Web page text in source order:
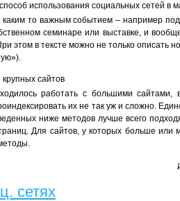
использования социальных сетей в
каким то важным событием – например
семинаре или выставке, и
этом в тексте можно не только описать
сайтов
работать с большими сайтами,
их не так уж и сложно.
ниже методов лучше всего
Для сайтов, у которых больше или
сетях